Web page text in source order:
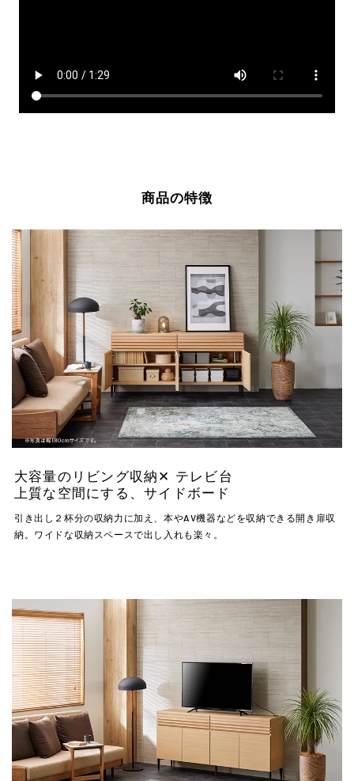
商品の特徴
大容量のリビング収納✕ テレビ台
上質な空間にする、サイドボード
引き出し２杯分の収納力に加え、本やAV機器などを収納できる開き扉収
納。ワイドな収納スペースで出し入れも楽々。